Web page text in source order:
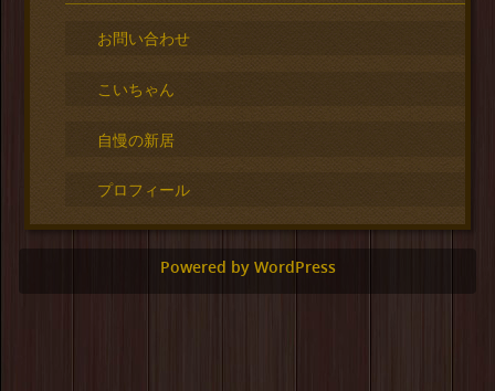
お問い合わせ
こいちゃん
自慢の新居
プロフィール
Powered by WordPress